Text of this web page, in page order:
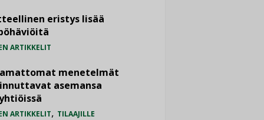
eristys lisää
ARTIKKELIT
menetelmät
asemansa
ARTIKKELIT, TILAAJILLE